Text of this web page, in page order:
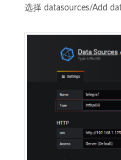
选择 datasources/Add